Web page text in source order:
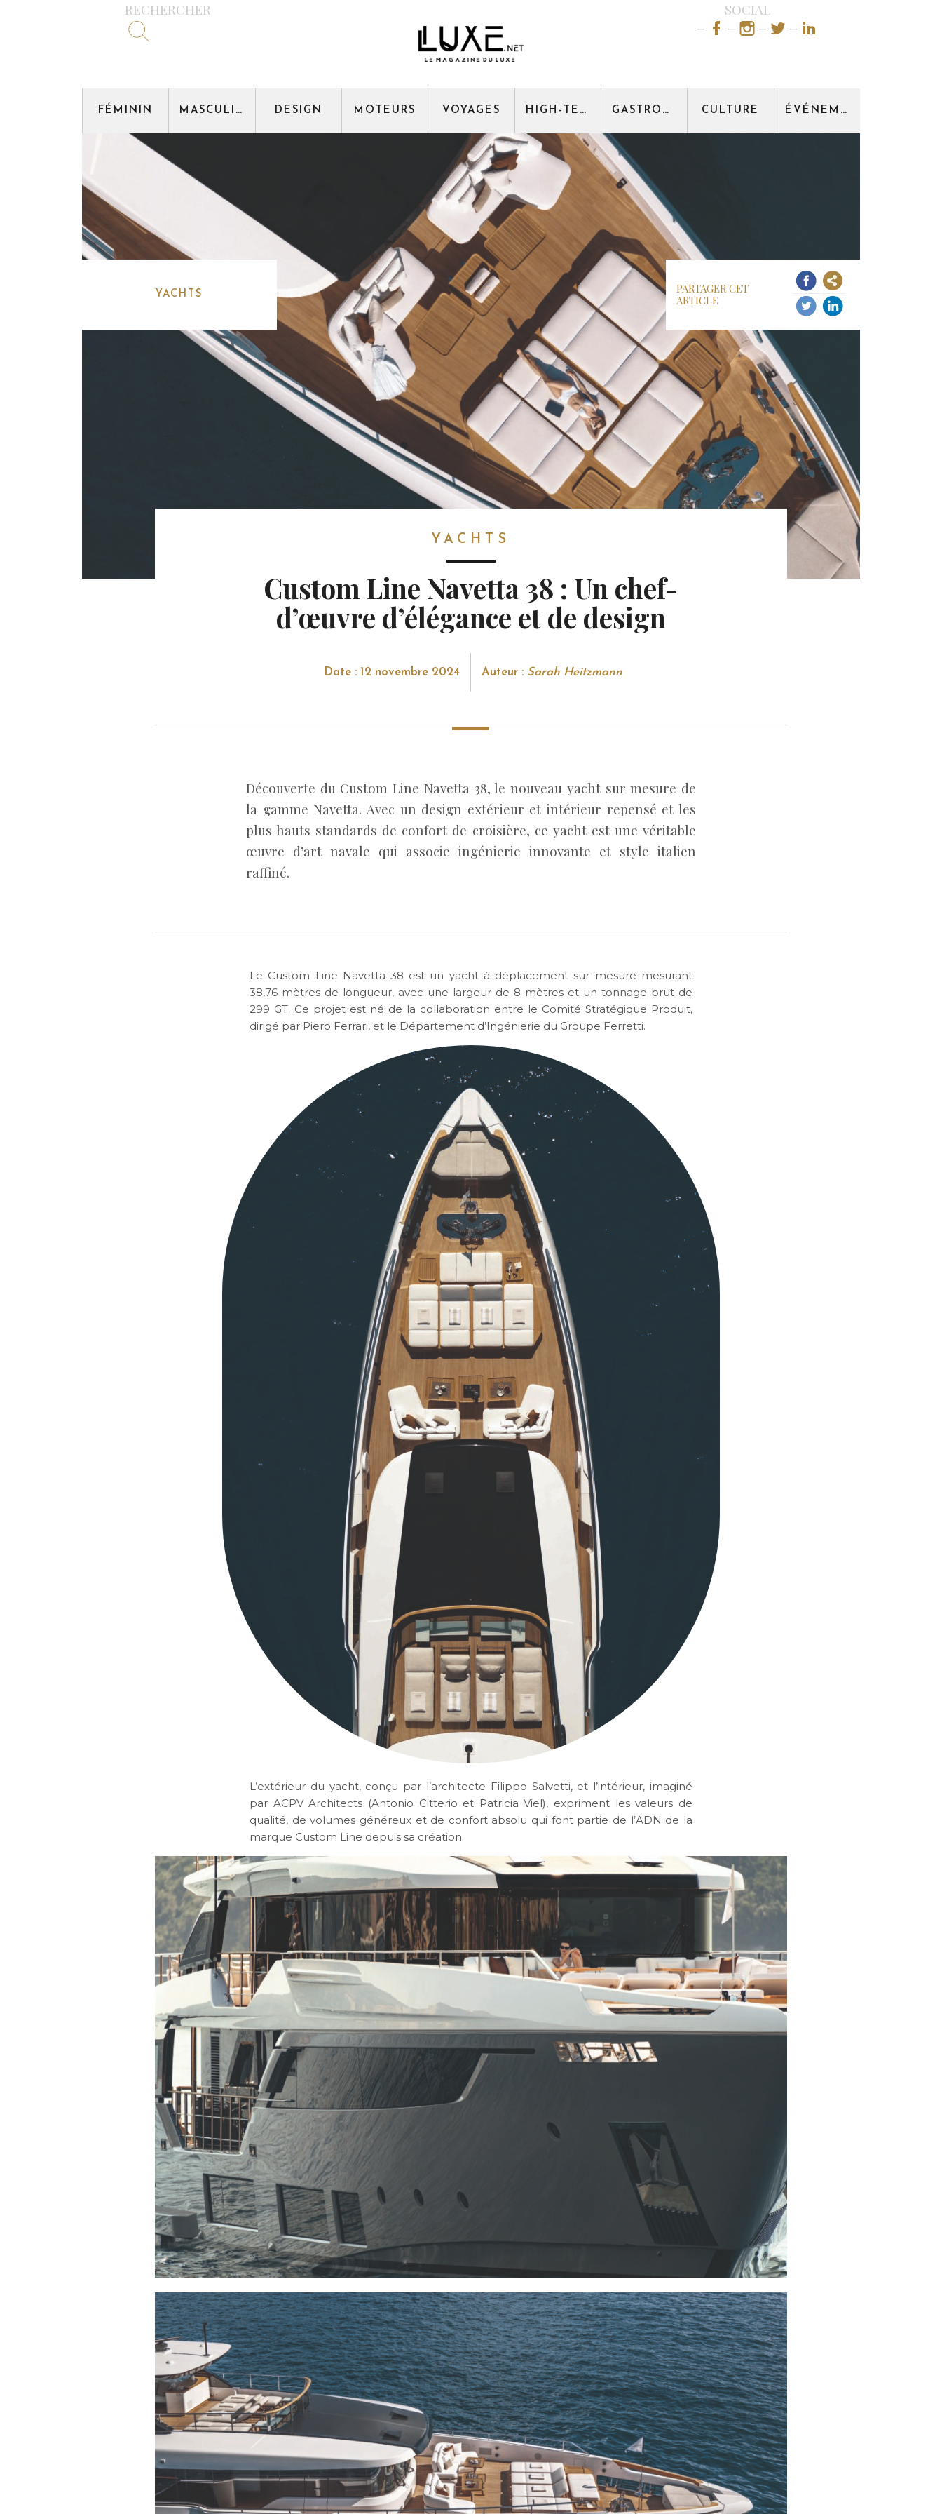
RECHERCHER SOCIAL
FÉMININ MASCULIN DESIGN MOTEURS VOYAGES HIGH-TECH GASTRONOMIE CULTURE ÉVÉNEMENT
YACHTS
PARTAGER CET
ARTICLE
YACHTS
Custom Line Navetta 38 : Un chef-
d’œuvre d’élégance et de design
Date : 12 novembre 2024 Auteur : Sarah Heitzmann
Découverte du Custom Line Navetta 38, le nouveau yacht sur mesure de
la gamme Navetta. Avec un design extérieur et intérieur repensé et les
plus hauts standards de confort de croisière, ce yacht est une véritable
œuvre d’art navale qui associe ingénierie innovante et style italien
raffiné.
Le Custom Line Navetta 38 est un yacht à déplacement sur mesure mesurant
38,76 mètres de longueur, avec une largeur de 8 mètres et un tonnage brut de
299 GT. Ce projet est né de la collaboration entre le Comité Stratégique Produit,
dirigé par Piero Ferrari, et le Département d’Ingénierie du Groupe Ferretti.
L’extérieur du yacht, conçu par l’architecte Filippo Salvetti, et l’intérieur, imaginé
par ACPV Architects (Antonio Citterio et Patricia Viel), expriment les valeurs de
qualité, de volumes généreux et de confort absolu qui font partie de l’ADN de la
marque Custom Line depuis sa création.